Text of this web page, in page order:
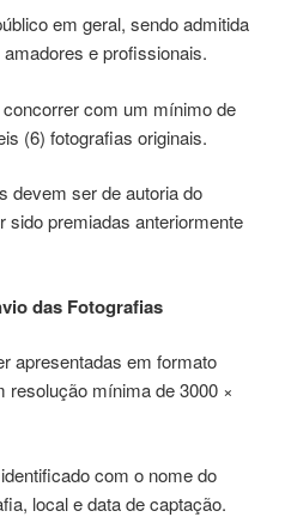
em geral, sendo admitida
e profissionais.
com um mínimo de
(6) fotografias originais.
devem ser de autoria do
sido premiadas anteriormente
das Fotografias
apresentadas em formato
mínima de 3000 ×
com o nome do
local e data de captação.